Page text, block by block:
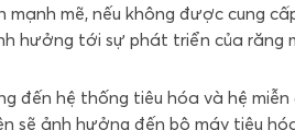
mạnh mẽ, nếu không được cung
hưởng tới sự phát triển của răng
đến hệ thống tiêu hóa và hệ
sẽ ảnh hưởng đến bộ máy tiêu